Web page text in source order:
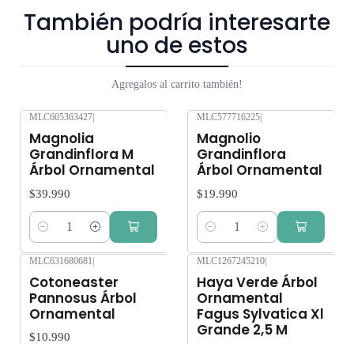
despachos son realizados dentro 3 a 5 días hábiles. Despachos
solo en la Región Metropolitana. No enviamos a regiones. Los
árboles y plantas son seres vivos que al someterlos a viajes
largos sin suficiente agua y luz o mucha exposición al sol,
pueden verse afectados seriamente. Despacho gratis por
También podría interesarte
uno de estos
Agregalos al carrito también!
MLC605363427
Magnolia
Grandinflora M
Árbol Ornamental
$39.990
Cantidad
MLC577716225
Magnolio
Grandinflora
Árbol Ornamental
$19.990
Cantidad
MLC631680681 |
Cotoneaster
Pannosus Árbol
Ornamental
$10.990
MLC1267245210|
Haya Verde Árbol
Ornamental
Fagus Sylvatica Xl
Grande 2,5 M